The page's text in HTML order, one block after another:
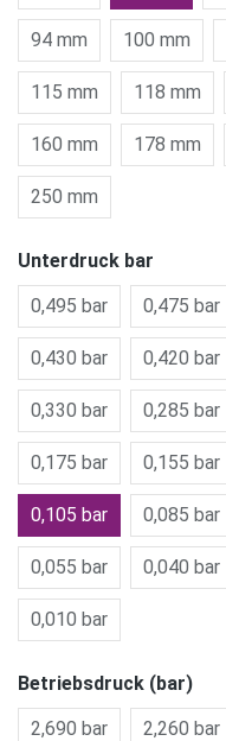
94 mm 100 mm
115 mm 118 mm
160 mm 178 mm
250 mm
Unterdruck bar
0,495 bar
0,475 bar
0,430 bar 0,420 bar
0,330 bar 0,285 bar
0,175 bar 0,155 bar
0,105 bar 0,085 bar
0,055 bar 0,040 bar
0,010 bar
Betriebsdruck (bar)
2,690 bar
2,260 bar